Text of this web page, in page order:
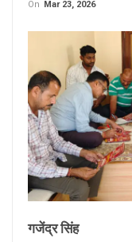
On Mar 23, 2026
गजेंद्र सिंह